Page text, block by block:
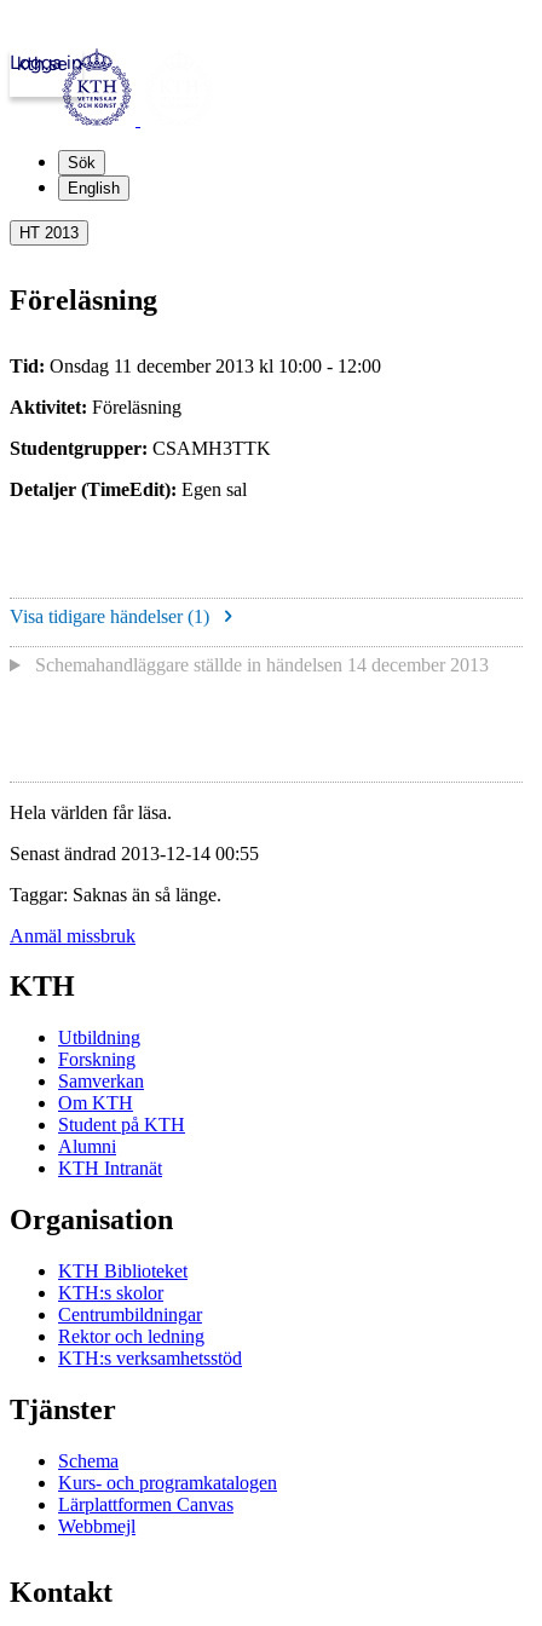
kth.se
Logga in
Sök
English
HT 2013
Föreläsning
Tid: Onsdag 11 december 2013 kl 10:00 - 12:00
Aktivitet: Föreläsning
Studentgrupper: CSAMH3TTK
Detaljer (TimeEdit): Egen sal
Visa tidigare händelser (1)
Schemahandläggare ställde in händelsen 14 december 2013
Hela världen får läsa.
Senast ändrad 2013-12-14 00:55
Taggar: Saknas än så länge.
Anmäl missbruk
KTH
Utbildning
Forskning
Samverkan
Om KTH
Student på KTH
Alumni
KTH Intranät
Organisation
KTH Biblioteket
KTH:s skolor
Centrumbildningar
Rektor och ledning
KTH:s verksamhetsstöd
Tjänster
Schema
Kurs- och programkatalogen
Lärplattformen Canvas
Webbmejl
Kontakt